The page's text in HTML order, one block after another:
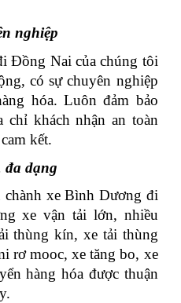
nghiệp
Đồng Nai của chúng tôi
có sự chuyên nghiệp
hóa. Luôn đảm bảo
chỉ khách nhận an toàn
kết.
đa dạng
xe Bình Dương đi
xe vận tải lớn, nhiều
thùng kín, xe tải thùng
rơ mooc, xe tăng bo, xe
hàng hóa được thuận